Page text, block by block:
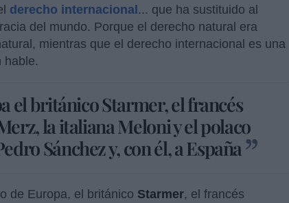
derecho internacional... que ha sustituido al
del mundo. Porque el derecho natural era
mientras que el derecho internacional es una
hable.
el británico Starmer, el francés
la italiana Meloni y el polaco
Sánchez y, con él, a España
de Europa, el británico Starmer, el francés